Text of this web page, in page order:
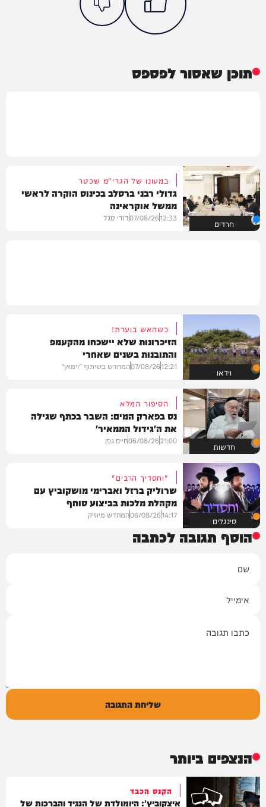
תוכן שאסור לפספס
חרדים
במעונו של הגרי"מ שכטר
גדולי רבני ברסלב בכינוס הוקרה לראשי
ממשל אוקראינה
12:33
07/08/26דודי סגל
וידאו
כשהאש בוערת!
הזיכרונות שלא יישכחו מהקעמפ
והתובנות בשנים שאחרי
12:21
07/08/26המחדש בשיתוף "וימאן"
חדשות
הסיפור המלא
נס בפארק המים: השבר בכתף שגילה
את ה'גידול הממאיר'
21:00
06/08/26חיים גפן
סינגלים
"וחסדיך הרבים"
שרוליק ברזל ואברימי מושקוביץ עם
מקהלת מלכות בביצוע סוחף
14:17
06/08/26המחדש מיוזיק
הוסף תגובה לכתבה
שליחת התגובה
הנצפים ביותר
הקנס הכבד
איצקוביץ': היומולדת של הנגיד והברכות של